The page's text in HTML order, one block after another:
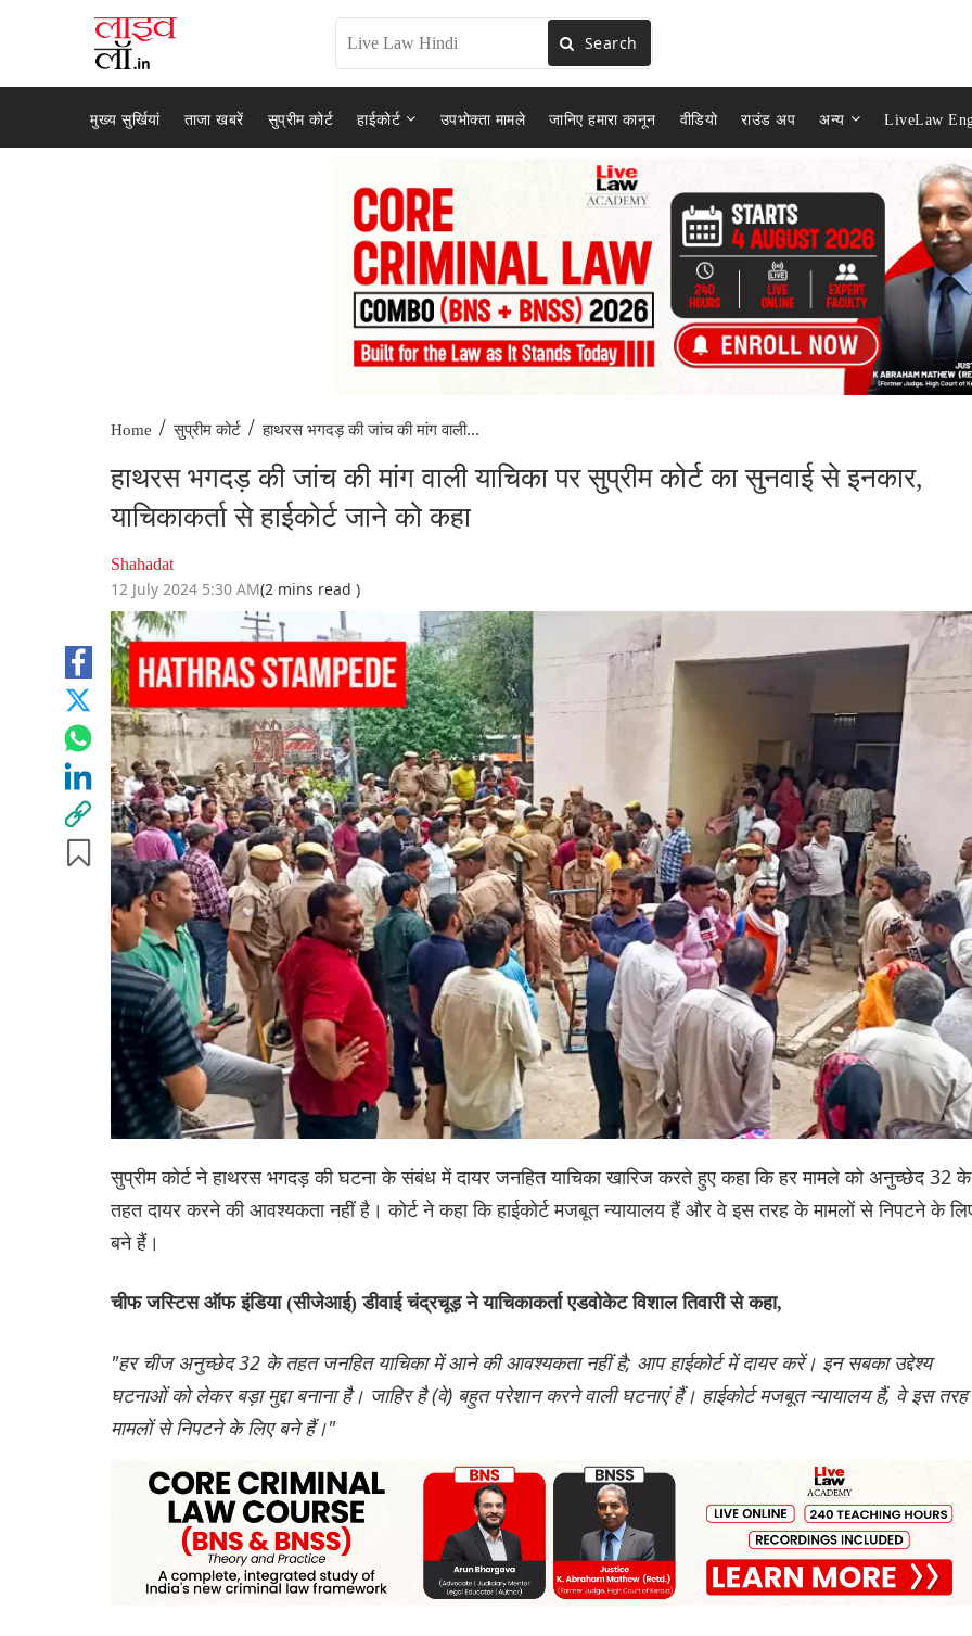
Search
मुख्य सुर्खियां ताजा खबरें सुप्रीम कोर्ट हाईकोर्ट उपभोक्ता मामले जानिए हमारा कानून वीडियो राउंड अप अन्य LiveLaw
Home / सुप्रीम कोर्ट / हाथरस भगदड़ की जांच की मांग वाली...
हाथरस भगदड़ की जांच की मांग वाली याचिका पर सुप्रीम कोर्ट का सुनवाई से इनकार,
याचिकाकर्ता से हाईकोर्ट जाने को कहा
Shahadat
12 July 2024 5:30 AM(2 mins read )
सुप्रीम कोर्ट ने हाथरस भगदड़ की घटना के संबंध में दायर जनहित याचिका खारिज करते हुए कहा कि हर मामले को अनुच्छेद 32 के
तहत दायर करने की आवश्यकता नहीं है। कोर्ट ने कहा कि हाईकोर्ट मजबूत न्यायालय हैं और वे इस तरह के मामलों से निपटने के
बने हैं।
चीफ जस्टिस ऑफ इंडिया (सीजेआई) डीवाई चंद्रचूड़ ने याचिकाकर्ता एडवोकेट विशाल तिवारी से कहा,
"हर चीज अनुच्छेद 32 के तहत जनहित याचिका में आने की आवश्यकता नहीं है; आप हाईकोर्ट में दायर करें। इन सबका उद्देश्य
घटनाओं को लेकर बड़ा मुद्दा बनाना है। जाहिर है (वे) बहुत परेशान करने वाली घटनाएं हैं। हाईकोर्ट मजबूत न्यायालय हैं, वे इस
मामलों से निपटने के लिए बने हैं।"